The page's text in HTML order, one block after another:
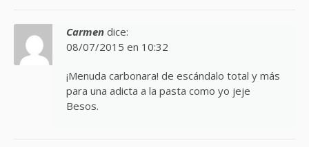
Carmen dice:
08/07/2015 en 10:32
¡Menuda carbonara! de escándalo total y más
para una adicta a la pasta como yo jeje
Besos.